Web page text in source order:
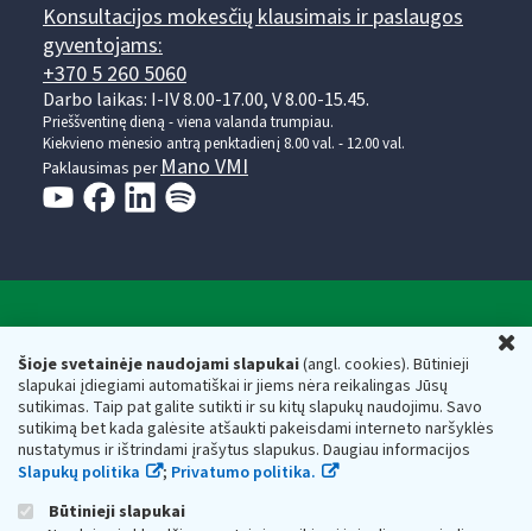
Šioje svetainėje naudojami slapukai(angl. cookies). Būtinieji
slapukai įdiegiami automatiškai ir jiems nėra reikalingas Jūsų
sutikimas. Taip pat galite sutikti ir su kitų slapukų naudojimu. Savo
sutikimą bet kada galėsite atšaukti pakeisdami interneto naršyklės
nustatymus ir ištrindami įrašytus slapukus. Daugiau informacijos
Slapukų politika
; Privatumo politika.
Būtinieji slapukai
Konsultacijos mokesčių klausimais ir paslaugos
gyventojams:
+370 5 260 5060
Darbo laikas: I-IV 8.00-17.00, V 8.00-15.45.
Prieššventinę dieną - viena valanda trumpiau.
Kiekvieno mėnesio antrą penktadienį 8.00 val. - 12.00 val.
Paklausimas per Mano VMI
Respublikos finansų ministerijos
Biudžetinė įstaiga. Juridinio asmens kodas — 188659752,
adresas: Vasario 16-osios g. 14, 01107 Vilnius, Lietuva, el.paštas:
vmi@vmi.lt, E. pristatymo dėžutės adresas 188659752
Duomenys apie Valstybinę mokesčių inspekciją prie Lietuvos
Respublikos finansų ministerijos kaupiami ir saugomi Juridinių